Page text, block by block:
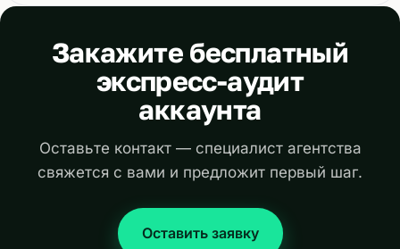
Закажите бесплатный
экспресс-аудит
аккаунта
Оставьте контакт — специалист агентства
свяжется с вами и предложит первый шаг.
Оставить заявку